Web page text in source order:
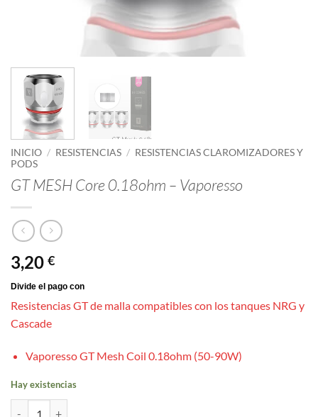
INICIO / RESISTENCIAS / RESISTENCIAS CLAROMIZADORES Y
PODS
GT MESH Core 0.18ohm – Vaporesso
3,20 €
Resistencias GT de malla compatibles con los tanques NRG y
Cascade
Vaporesso GT Mesh Coil 0.18ohm (50-90W)
Hay existencias